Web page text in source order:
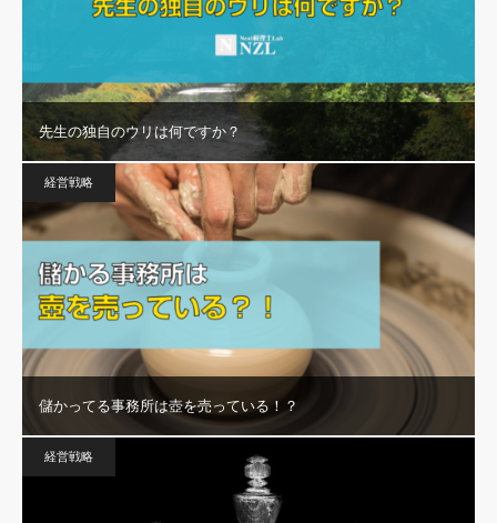
先生の独自のウリは何ですか？
経営戦略
儲かってる事務所は壺を売っている！？
経営戦略